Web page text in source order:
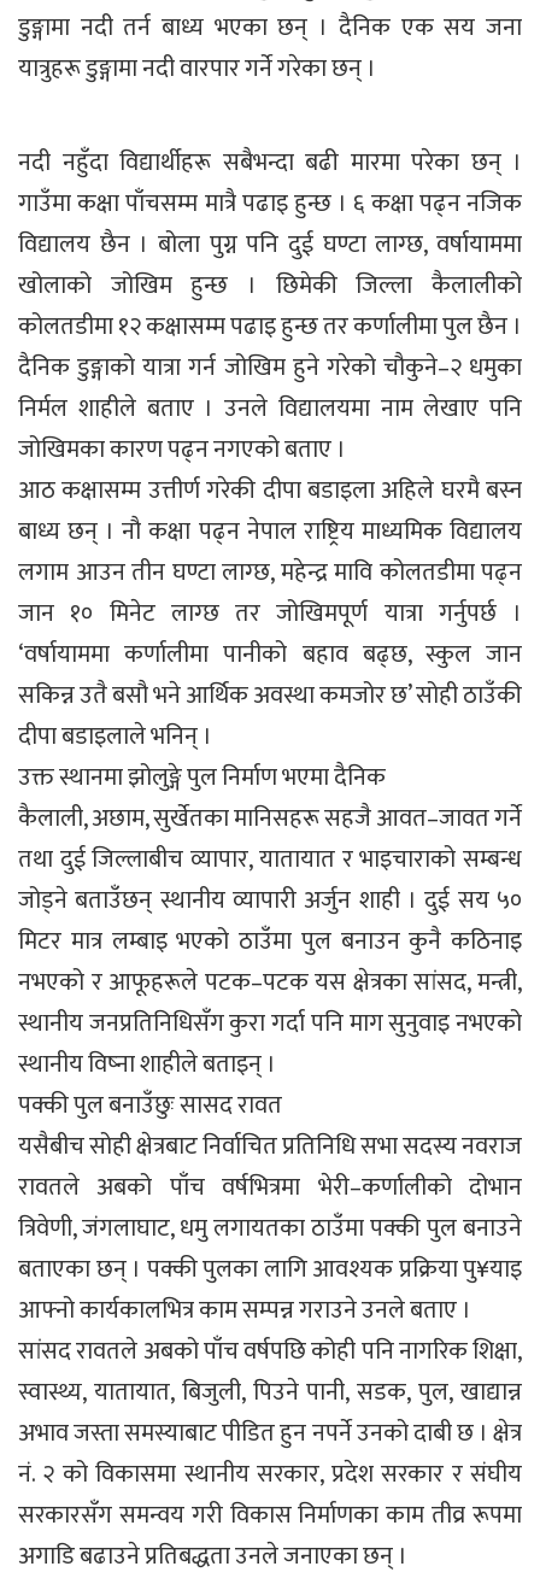
डुङ्गामा नदी तर्न बाध्य भएका छन् । दैनिक एक सय जना
यात्रुहरू डुङ्गामा नदी वारपार गर्ने गरेका छन् ।
नदी नहुँदा विद्यार्थीहरू सबैभन्दा बढी मारमा परेका छन् ।
गाउँमा कक्षा पाँचसम्म मात्रै पढाइ हुन्छ । ६ कक्षा पढ्न नजिक
विद्यालय छैन । बोला पुग्न पनि दुई घण्टा लाग्छ, वर्षायाममा
खोलाको जोखिम हुन्छ । छिमेकी जिल्ला कैलालीको
कोलतडीमा १२ कक्षासम्म पढाइ हुन्छ तर कर्णालीमा पुल छैन ।
दैनिक डुङ्गाको यात्रा गर्न जोखिम हुने गरेको चौकुने–२ धमुका
निर्मल शाहीले बताए । उनले विद्यालयमा नाम लेखाए पनि
जोखिमका कारण पढ्न नगएको बताए ।
आठ कक्षासम्म उत्तीर्ण गरेकी दीपा बडाइला अहिले घरमै बस्न
बाध्य छन् । नौ कक्षा पढ्न नेपाल राष्ट्रिय माध्यमिक विद्यालय
लगाम आउन तीन घण्टा लाग्छ, महेन्द्र मावि कोलतडीमा पढ्न
जान १० मिनेट लाग्छ तर जोखिमपूर्ण यात्रा गर्नुपर्छ ।
‘वर्षायाममा कर्णालीमा पानीको बहाव बढ्छ, स्कुल जान
सकिन्न उतै बसौ भने आर्थिक अवस्था कमजोर छ’ सोही ठाउँकी
दीपा बडाइलाले भनिन् ।
उक्त स्थानमा झोलुङ्गे पुल निर्माण भएमा दैनिक
कैलाली, अछाम, सुर्खेतका मानिसहरू सहजै आवत–जावत गर्ने
तथा दुई जिल्लाबीच व्यापार, यातायात र भाइचाराको सम्बन्ध
जोड्ने बताउँछन् स्थानीय व्यापारी अर्जुन शाही । दुई सय ५०
मिटर मात्र लम्बाइ भएको ठाउँमा पुल बनाउन कुनै कठिनाइ
नभएको र आफूहरूले पटक–पटक यस क्षेत्रका सांसद, मन्त्री,
स्थानीय जनप्रतिनिधिसँग कुरा गर्दा पनि माग सुनुवाइ नभएको
स्थानीय विष्ना शाहीले बताइन् ।
पक्की पुल बनाउँछुः सासद रावत
यसैबीच सोही क्षेत्रबाट निर्वाचित प्रतिनिधि सभा सदस्य नवराज
रावतले अबको पाँच वर्षभित्रमा भेरी–कर्णालीको दोभान
त्रिवेणी, जंगलाघाट, धमु लगायतका ठाउँमा पक्की पुल बनाउने
बताएका छन् । पक्की पुलका लागि आवश्यक प्रक्रिया पु¥याइ
आफ्नो कार्यकालभित्र काम सम्पन्न गराउने उनले बताए ।
सांसद रावतले अबको पाँच वर्षपछि कोही पनि नागरिक शिक्षा,
स्वास्थ्य, यातायात, बिजुली, पिउने पानी, सडक, पुल, खाद्यान्न
अभाव जस्ता समस्याबाट पीडित हुन नपर्ने उनको दाबी छ । क्षेत्र
नं. २ को विकासमा स्थानीय सरकार, प्रदेश सरकार र संघीय
सरकारसँग समन्वय गरी विकास निर्माणका काम तीव्र रूपमा
अगाडि बढाउने प्रतिबद्धता उनले जनाएका छन् ।